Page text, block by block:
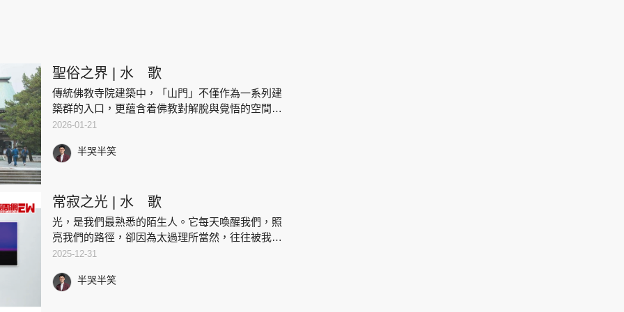
聖俗之界 | 水 歌
傳統佛教寺院建築中，「山門」不僅作為一系列建
築群的入口，更蘊含着佛教對解脫與覺悟的空間隱
喻。它的名稱與形式，反映了寺院常建於山林之
門」，隱含「修行聖地」的意
2026-01-21
半哭半笑
常寂之光 | 水 歌
光，是我們最熟悉的陌生人。它每天喚醒我們，照
亮我們的路徑，卻因為太過理所當然，往往被我們
的感官忽略。法國藝術家卡洛琳．阿萊（Caroline
2025-12-31
半哭半笑